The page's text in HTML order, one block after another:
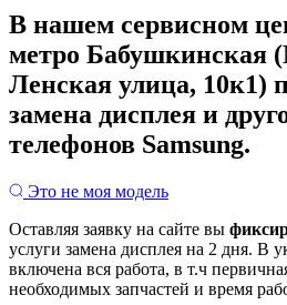
В нашем сервисном
метро Бабушкинская
Ленская улица, 10к1)
замена дисплея и
телефонов Samsung.
Это не моя модель
Оставляя заявку на сайте вы
услуги замена дисплея на 2 дня. В
включена вся работа, в т.ч
необходимых запчастей и время